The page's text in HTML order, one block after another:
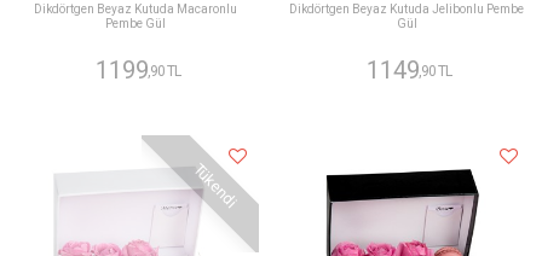
Dikdörtgen Beyaz Kutuda Macaronlu
Pembe Gül
1199 ,90 TL
Dikdörtgen Beyaz Kutuda Jelibonlu Pembe
Gül
1149 ,90 TL
Tükendi